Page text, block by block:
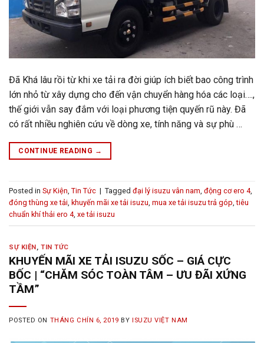
Đã Khá lâu rồi từ khi xe tải ra đời giúp ích biết bao công trình
lớn nhỏ từ xây dựng cho đến vận chuyển hàng hóa các loại….,
thế giới vẫn say đắm với loại phương tiện quyến rũ này. Đã
có rất nhiều nghiên cứu về dòng xe, tính năng và sự phù …
CONTINUE READING →
Posted in Sự Kiện, Tin Tức | Tagged đại lý isuzu vân nam, động cơ ero 4,
đóng thùng xe tải, khuyến mãi xe tải isuzu, mua xe tải isuzu trả góp,tiêu
chuẩn khí thải ero 4, xe tải isuzu
SỰ KIỆN ,TIN TỨC
KHUYẾN MÃI XE TẢI ISUZU SỐC – GIÁ CỰC
BỐC | “CHĂM SÓC TOÀN TÂM – ƯU ĐÃI XỨNG
TẦM”
POSTED ON THÁNG CHÍN 6, 2019 BY ISUZU VIỆT NAM